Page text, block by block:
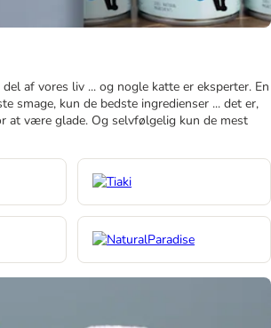
af vores liv ... og nogle katte er eksperter. En
smage, kun de bedste ingredienser ... det er,
at være glade. Og selvfølgelig kun de mest